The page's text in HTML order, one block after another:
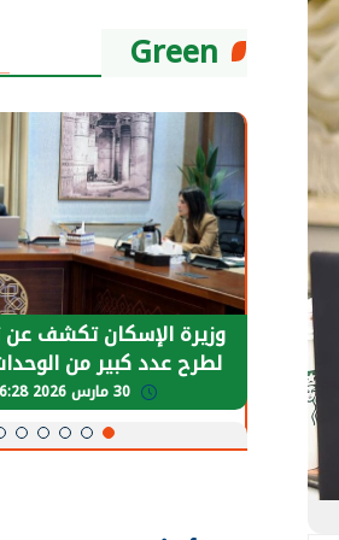
Green
دولي وزيرة الإسكان تكشف عن
لطرح عدد كبير من
بنظام الإيجار